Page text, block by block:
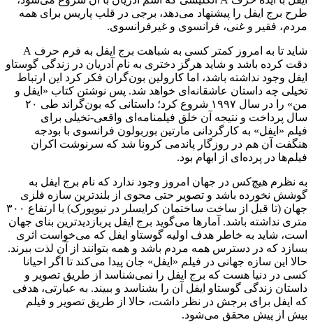
طرح برج ایفل را پیشنهاد می‌دهد، برجی در قلب پاریس برای همه
مردم، فقیر و غنی، فرانسوی و غیرفرانسوی.
شاید تا به امروز کمتر کسی به شباهت برج ایفل به فرم حرف A
دقت کرده باشد و شاید هرگز دختری به نام آدریان در زندگی گوستاو
ایفل وجود نداشته باشد، اما کارولین بون‌گران فکر کرد این ارتباط
تخیلی چه داستان عاشقانه‌ای خواهد شد. پس نوشتن کتاب «ایفل و
من» را در سال ۱۹۹۷ شروع کرد؛ داستانی که بون‌گراند طی ۲۰
سال پرداخت و نتیجه آن خلق فیلمنامه‌ای واقعی-تخیلی برای
فیلم «ایفل» به کارگردانی مارتین بوربولون فرانسوی با بودجه
هنگفت آن هم در روزگار پاندمی کرونا شد که سرنوشت اکران
فیلم‌ها در پرده‌ای از ابهام بود.
به نظرم هیچ‌کس در جهان امروز وجود ندارد که نام برج ایفل به
گوشش نخورده باشد و تصویر حتی محوی از بلندترین سازه فلزی
جهان (تا قبل از ساخت ساختمان کرایسلر در نیویورک) با ارتفاع ۳۰۰
متری نداشته باشد. آمارها می‌گوید برج ایفل پربازدیدترین بنای جهان
است، شاید به خاطر هدف اولیه گوستاو ایفل که می‌خواست اثری
بسازد که در دسترس همه مردم باشد و همه بتوانند از آن لذت ببرند.
حالا این سازه جهانی در فیلم «ایفل» جان پیدا می‌کند تا اگر احیانا
کسی در دنیا هست که برج ایفل را نمی‌شناسد از طریق تصویر و
داستان زندگی گوستاو ایفل آن را بشناسد و ببیند. به عبارتی، هدفی
که ایفل برای برجش در نظر داشت، حالا از طریق تصویر و فیلم
بیش از پیش محقق می‌شود.